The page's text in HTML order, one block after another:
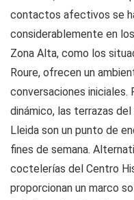
contactos afectivos se
considerablemente en
Zona Alta, como los
Roure, ofrecen un
conversaciones iniciales.
dinámico, las terrazas
Lleida son un punto de
fines de semana.
coctelerías del Centro
proporcionan un marco